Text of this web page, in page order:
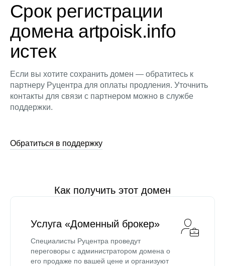
Срок регистрации
домена artpoisk.info
истек
Если вы хотите сохранить домен — обратитесь к
партнеру Руцентра для оплаты продления. Уточнить
контакты для связи с партнером можно в службе
поддержки.
Обратиться в поддержку
Как получить этот домен
Услуга «Доменный брокер»
Специалисты Руцентра проведут
переговоры с администратором домена о
его продаже по вашей цене и организуют